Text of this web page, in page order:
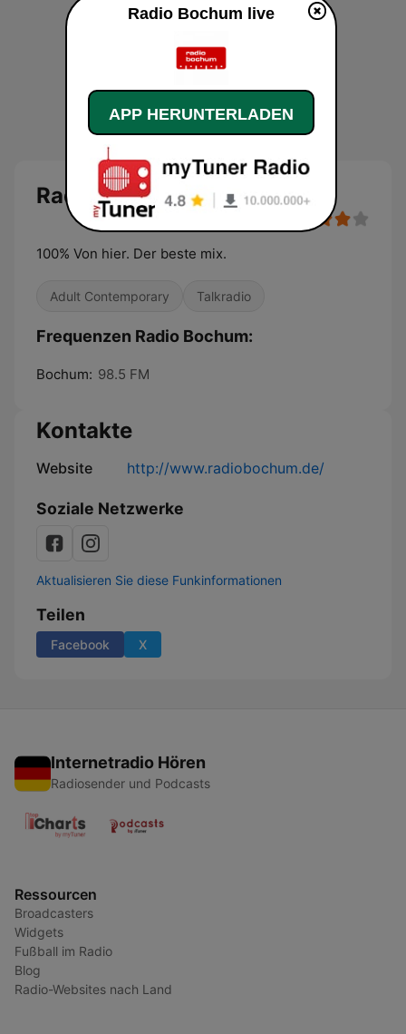
Radio Bochum Live
100% Von hier. Der beste mix.
Adult Contemporary Talkradio
Frequenzen Radio Bochum:
Bochum: 98.5 FM
Kontakte
Website http://www.radiobochum.de/
Soziale Netzwerke
Aktualisieren Sie diese Funkinformationen
Teilen
Facebook X
Internetradio Hören
Radiosender und Podcasts
Ressourcen
Broadcasters
Widgets
Fußball im Radio
Blog
Radio-Websites nach Land
Radio Bochum live
APP HERUNTERLADEN